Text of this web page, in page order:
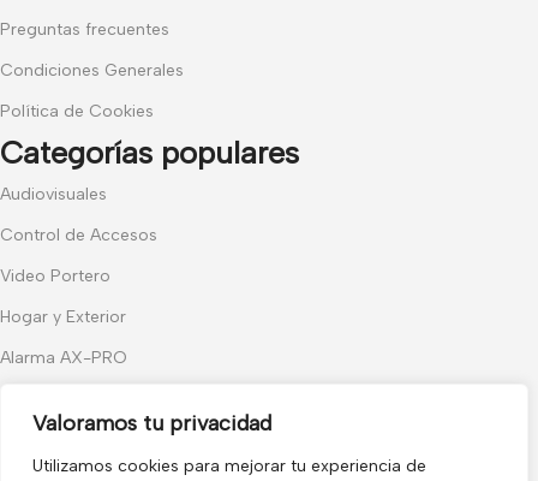
Valoramos tu privacidad
Utilizamos cookies para mejorar tu experiencia de
Preguntas frecuentes
Condiciones Generales
Política de Cookies
Categorías populares
Audiovisuales
Control de Accesos
Video Portero
Hogar y Exterior
Alarma AX-PRO
Únete a nuestras novedades
Recibe las últimas novedades y promociones.